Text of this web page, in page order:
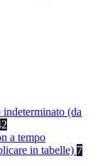
indeterminato (da
a tempo
in tabelle) 7